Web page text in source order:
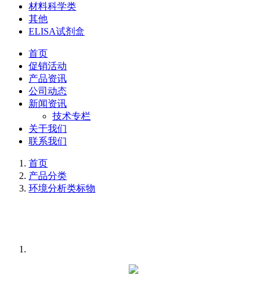
材料科学类
其他
ELISA试剂盒
首页
促销活动
产品资讯
公司动态
新闻资讯
技术专栏
关于我们
联系我们
首页
产品分类
环境分析类标物